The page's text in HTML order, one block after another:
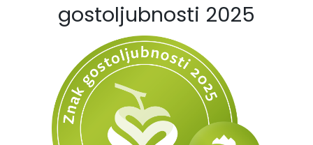
gostoljubnosti 2025